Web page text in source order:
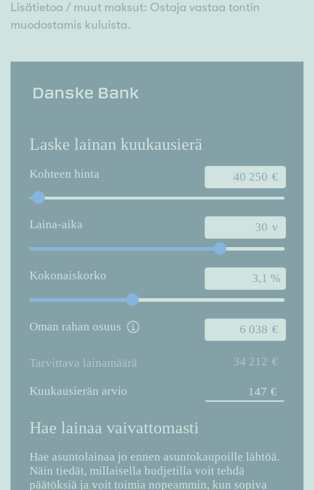
Lisätietoa / muut maksut: Ostaja vastaa tontin
muodostamis kuluista.